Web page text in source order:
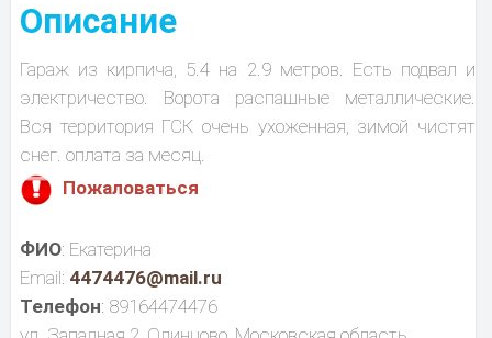
Описание
Гараж из кирпича, 5.4 на 2.9 метров. Есть подвал и
электричество. Ворота распашные металлические.
Вся территория ГСК очень ухоженная, зимой чистят
снег. оплата за месяц.
Пожаловаться
ФИО: Екатерина
Email: 4474476@mail.ru
Телефон: 89164474476